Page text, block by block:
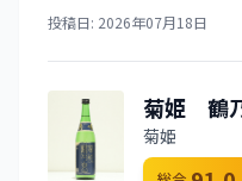
投稿日: 2026年07月18日
菊姫 鶴
菊姫